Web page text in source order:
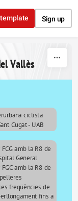
template Sign up
Vallès
ciclista
Cugat - UAB
amb la R8 de
General
amb la R8 de
freqüències de
fins a